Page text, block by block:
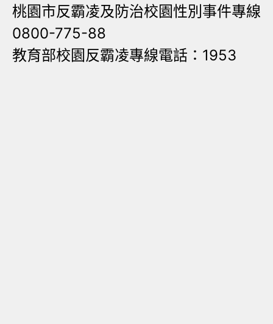
桃園市反霸凌及防治校園性別事件專線
0800-775-88
教育部校園反霸凌專線電話：1953